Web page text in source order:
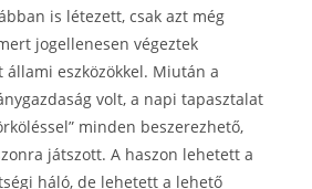
is létezett, csak azt még
jogellenesen végeztek
eszközökkel. Miután a
volt, a napi tapasztalat
minden beszerezhető,
játszott. A haszon lehetett a
háló, de lehetett a lehető